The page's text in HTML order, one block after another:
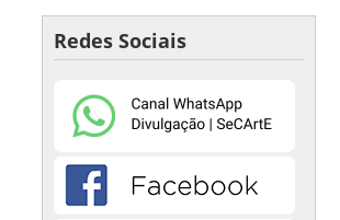
Redes Sociais